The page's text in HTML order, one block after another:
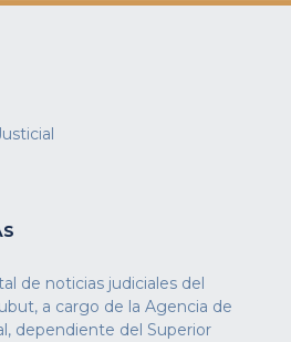
de noticias judiciales del
a cargo de la Agencia de
dependiente del Superior